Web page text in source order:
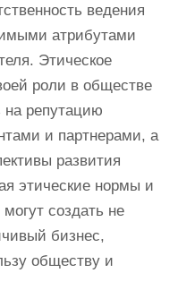
ведения
атрибутами
Этическое
роли в обществе
на репутацию
и партнерами, а
развития
этические нормы и
создать не
бизнес,
обществу и